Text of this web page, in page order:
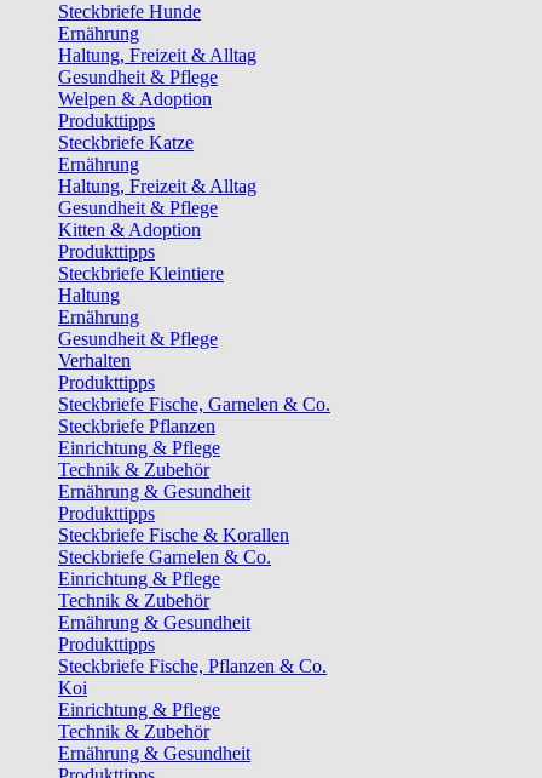
Steckbriefe Hunde
Ernährung
Haltung, Freizeit & Alltag
Gesundheit & Pflege
Welpen & Adoption
Produkttipps
Steckbriefe Katze
Ernährung
Haltung, Freizeit & Alltag
Gesundheit & Pflege
Kitten & Adoption
Produkttipps
Steckbriefe Kleintiere
Haltung
Ernährung
Gesundheit & Pflege
Verhalten
Produkttipps
Steckbriefe Fische, Garnelen & Co.
Steckbriefe Pflanzen
Einrichtung & Pflege
Technik & Zubehör
Ernährung & Gesundheit
Produkttipps
Steckbriefe Fische & Korallen
Steckbriefe Garnelen & Co.
Einrichtung & Pflege
Technik & Zubehör
Ernährung & Gesundheit
Produkttipps
Steckbriefe Fische, Pflanzen & Co.
Koi
Einrichtung & Pflege
Technik & Zubehör
Ernährung & Gesundheit